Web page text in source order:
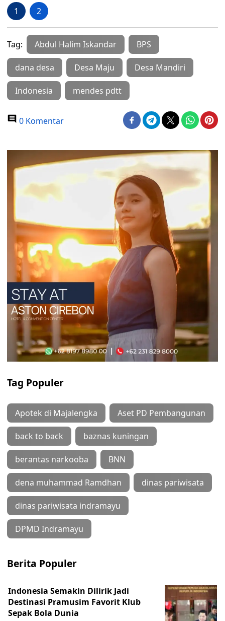
1 2
Tag: Abdul Halim Iskandar BPS
dana desa Desa Maju Desa Mandiri
Indonesia mendes pdtt
0 Komentar
Tag Populer
Apotek di Majalengka Aset PD Pembangunan
back to back baznas kuningan
berantas narkooba BNN
dena muhammad Ramdhan dinas pariwisata
dinas pariwisata indramayu
DPMD Indramayu
Berita Populer
Indonesia Semakin Dilirik Jadi
Destinasi Pramusim Favorit Klub
Sepak Bola Dunia